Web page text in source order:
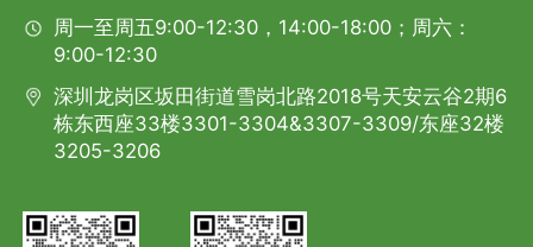
周一至周五9:00-12:30，14:00-18:00；周六：
9:00-12:30
深圳龙岗区坂田街道雪岗北路2018号天安云谷2期6
栋东西座33楼3301-3304&3307-3309/东座32楼
3205-3206